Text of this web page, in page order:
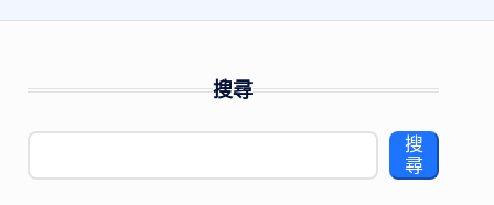
搜尋
搜
尋